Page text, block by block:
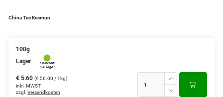
Grüner Tee aus Japan
Teemischungen
Verschiedene Anbaugebiete
China Tee Keemun
100g
Lager
€ 5.60 (€ 56.00 / 1kg)
inkl. MWST
zzgl. Versandkosten